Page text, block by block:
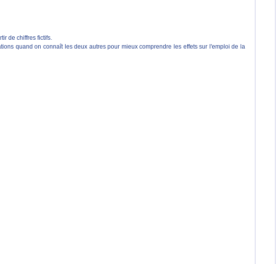
de chiffres fictifs.
quand on connaît les deux autres pour mieux comprendre les effets sur l'emploi de la